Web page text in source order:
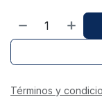
Términos y